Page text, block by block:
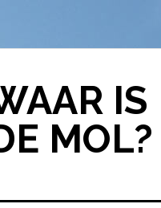
IS
MOL?